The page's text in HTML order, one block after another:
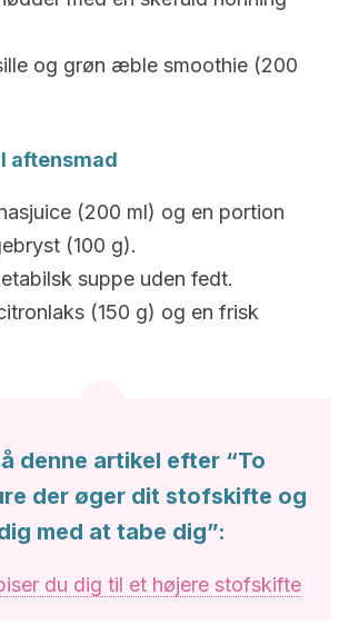
og grøn æble smoothie (200
aftensmad
(200 ml) og en portion
(100 g).
suppe uden fedt.
(150 g) og en frisk
denne artikel efter “To
der øger dit stofskifte og
med at tabe dig”:
du dig til et højere stofskifte